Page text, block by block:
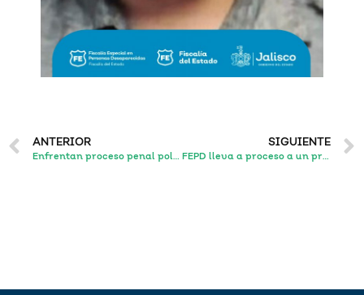
ANTERIOR
Enfrentan proceso penal policías de Tlajomulco por su probable responsabilidad en la desaparición de un hombre; permanecerán en prisión
SIGUIENTE
FEPD lleva a proceso a un probable partícipe en la desaparición de un hombre ocurrida en Chapala